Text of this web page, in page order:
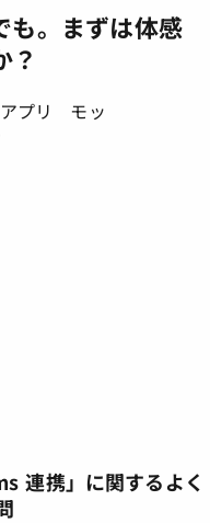
も。まずは体感
？
連携」に関するよく